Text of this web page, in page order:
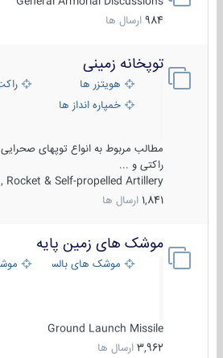
984 ارسال ها
توپخانه زمینی
هویتزر ها
راکت
خمپاره انداز ها
مطالب مربوط به انواع توپهای
راکتی و ...
, Rocket & Self-propelled Artillery ...
1,841 ارسال ها
موشک های زمین پایه
موشک های بالستیک موشک
Ground Launch Missile
3,962 ارسال ها